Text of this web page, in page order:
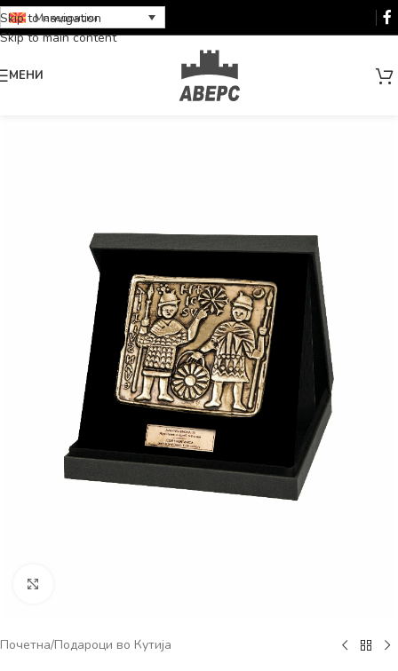
Skip to navigation
Skip to main content
Македонски
МЕНИ
Почетна/Подароци во Кутија